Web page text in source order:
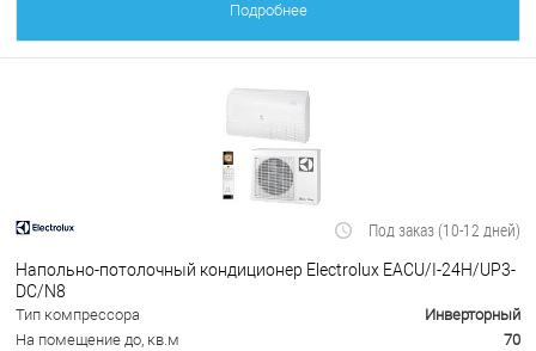
Подробнее
Под заказ (10-12 дней)
Напольно-потолочный кондиционер Electrolux EACU/I-24H/UP3-
DC/N8
Тип компрессора
Инверторный
На помещение до, кв.м
70